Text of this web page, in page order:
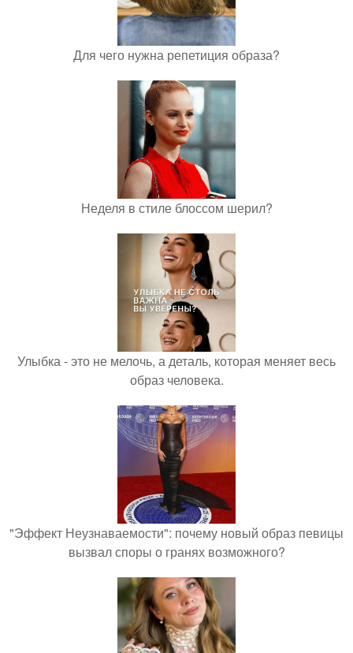
Для чего нужна репетиция образа?
Неделя в стиле блоссом шерил?
Улыбка - это не мелочь, а деталь, которая меняет весь
образ человека.
"Эффект Неузнаваемости": почему новый образ певицы
вызвал споры о гранях возможного?